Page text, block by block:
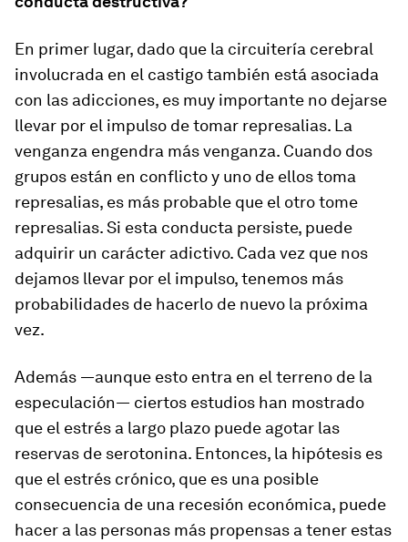
En primer lugar, dado que la circuitería cerebral
involucrada en el castigo también está asociada
con las adicciones, es muy importante no dejarse
llevar por el impulso de tomar represalias. La
venganza engendra más venganza. Cuando dos
grupos están en conflicto y uno de ellos toma
represalias, es más probable que el otro tome
represalias. Si esta conducta persiste, puede
adquirir un carácter adictivo. Cada vez que nos
dejamos llevar por el impulso, tenemos más
probabilidades de hacerlo de nuevo la próxima
vez.
Además ―aunque esto entra en el terreno de la
especulación― ciertos estudios han mostrado
que el estrés a largo plazo puede agotar las
reservas de serotonina. Entonces, la hipótesis es
que el estrés crónico, que es una posible
consecuencia de una recesión económica, puede
hacer a las personas más propensas a tener estas